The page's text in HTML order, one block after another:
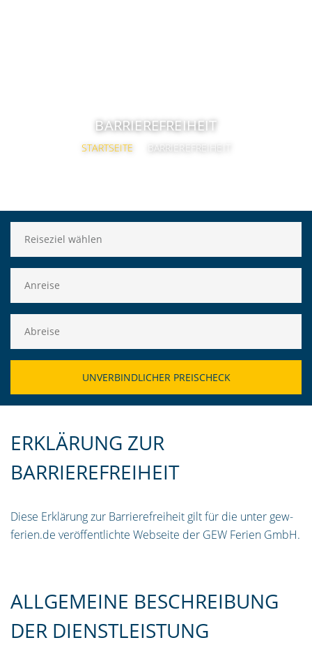
BARRIEREFREIHEIT
STARTSEITE BARRIEREFREIHEIT
ERKLÄRUNG ZUR
BARRIEREFREIHEIT
Diese Erklärung zur Barrierefreiheit gilt für die unter gew-
ferien.de veröffentlichte Webseite der GEW Ferien GmbH.
ALLGEMEINE BESCHREIBUNG
DER DIENSTLEISTUNG